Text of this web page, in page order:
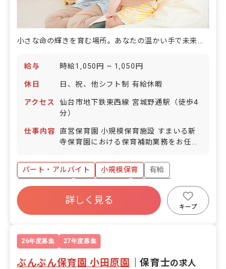
給与 時給1,050円 ~ 1,050円
休日 日、祝、他シフト制 有給休暇
アクセス
仙台市地下鉄東西線 宮城野通駅（徒歩4
分）
仕事内容
直営保育園 小規模保育施設 すまいる新
寺保育園における保育補助業務をお任せ
の保護者対応 ・保育園内の環境整備 ・
連絡帳等の書類の記入 0、1、2歳児のか
わいいこども達に囲まれながら、 【子ど
もの成長に寄り添いたい】【自分も日々
学びたい】 ともに職場を支え盛り上げて
くれる仲間を募集します お仕事する前に
や雰囲気を見て頂けますのでご安心下さ
い。 お問合せ、ご応募お待ちしておりま
す。 ひとり一人の子どもと丁寧に関わり
パート・アルバイト 小規模保育
有給
昇給昇進あり
産休育休制度
車通勤可
未経験歓迎
詳しく見る
キープ
26年度募集 27年度募集
ぶんぶん保育園 小田原園 ｜保育士の求人